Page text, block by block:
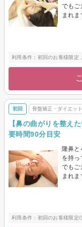
でも
まれ
利用条件：初回のお客様限定
初回 骨盤矯正・ダイエット
【鼻の曲がりを整え
要時間90分目安
隆鼻と
を持
でも
まれ
利用条件：初回のお客様限定